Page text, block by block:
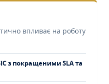
впливає на роботу
з покращеними SLA та